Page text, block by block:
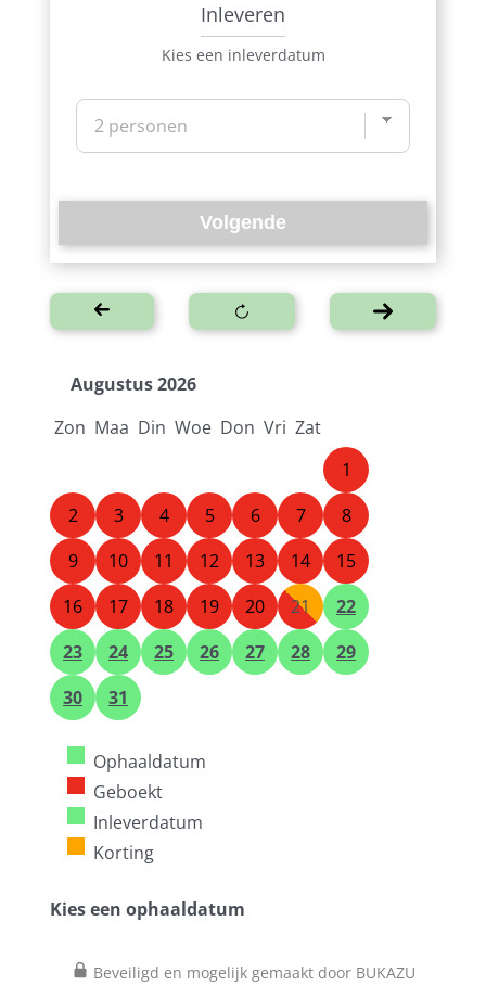
Inleveren
Kies een inleverdatum
Volgende
Augustus 2026
Zon Maa Din Woe Don Vri Zat
1
2
3 4 5 6 7
8
9
10 11 12 13 14
15
16
17 18 19 20 21
22
23
24 25 26 27 28
29
30
31
Ophaaldatum
Geboekt
Inleverdatum
Korting
Kies een ophaaldatum
Beveiligd en mogelijk gemaakt door BUKAZU